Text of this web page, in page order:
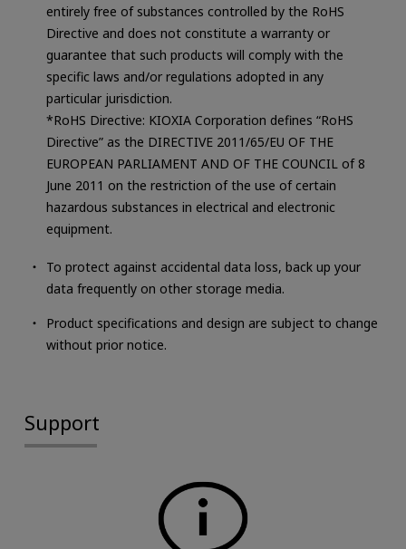
entirely free of substances controlled by the RoHS
Directive and does not constitute a warranty or
guarantee that such products will comply with the
specific laws and/or regulations adopted in any
particular jurisdiction.
*RoHS Directive: KIOXIA Corporation defines “RoHS
Directive” as the DIRECTIVE 2011/65/EU OF THE
EUROPEAN PARLIAMENT AND OF THE COUNCIL of 8
June 2011 on the restriction of the use of certain
hazardous substances in electrical and electronic
equipment.
To protect against accidental data loss, back up your
data frequently on other storage media.
Product specifications and design are subject to change
without prior notice.
Support